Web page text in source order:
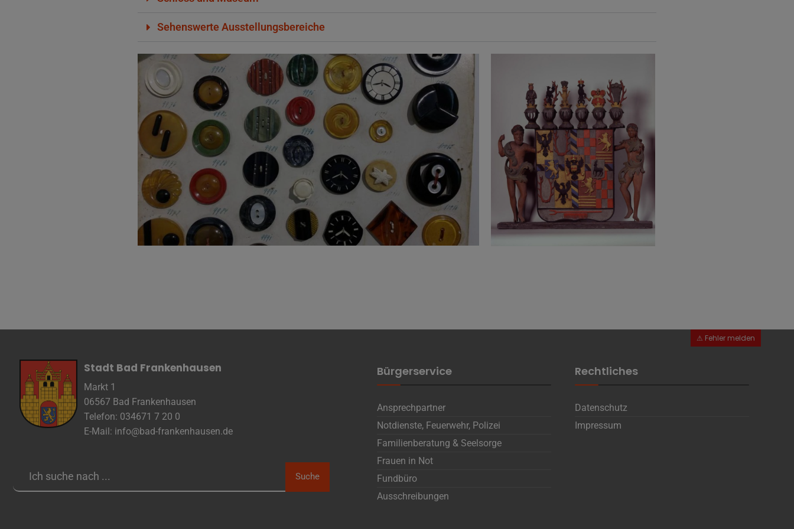
Sehenswerte Ausstellungsbereiche
Stadt Bad Frankenhausen
Markt 1
06567 Bad Frankenhausen
Telefon: 034671 7 20 0
E-Mail: info@bad-frankenhausen.de
Suche
Bürgerservice
Ansprechpartner
Notdienste, Feuerwehr, Polizei
Familienberatung & Seelsorge
Frauen in Not
Fundbüro
Ausschreibungen
Rechtliches
Datenschutz
Impressum
Cookie Name
Name
Cookies die zur Darstellung der Stellenanzeige verwendet werden
Anbieter
Die Thüringer Agentur Für Fachkräftegewinnung (ThAFF)
Zweck
Unbekannt
Cookie Name
CRAFT_CSRF_TOKEN, SecondredSession
Cookie Laufzeit
Sitzunsdauer
Infos schließen